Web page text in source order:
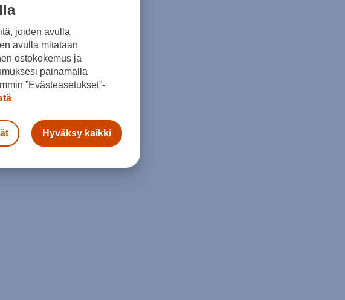
joiden avulla
avulla mitataan
ostokokemus ja
painamalla
”Evästeasetukset”-
Hyväksy kaikki